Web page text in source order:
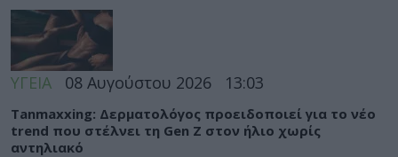
ΥΓΕΙΑ 08 Αυγούστου 2026 13:03
Tanmaxxing: Δερματολόγος προειδοποιεί για το νέο
trend που στέλνει τη Gen Z στον ήλιο χωρίς
αντηλιακό